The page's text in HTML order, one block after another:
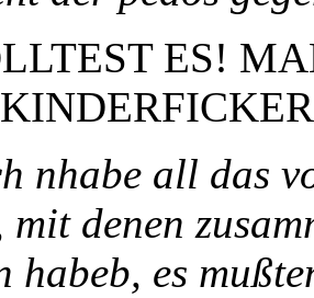
ES!
nhabe all das
mit denen
habeb, es